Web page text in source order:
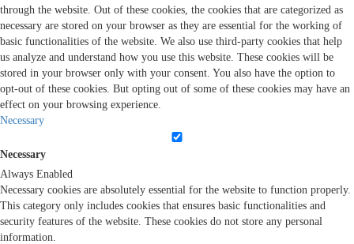
through the website. Out of these cookies, the cookies that are categorized as
necessary are stored on your browser as they are essential for the working of
basic functionalities of the website. We also use third-party cookies that help
us analyze and understand how you use this website. These cookies will be
stored in your browser only with your consent. You also have the option to
opt-out of these cookies. But opting out of some of these cookies may have an
effect on your browsing experience.
Necessary
Necessary
Always Enabled
Necessary cookies are absolutely essential for the website to function properly.
This category only includes cookies that ensures basic functionalities and
security features of the website. These cookies do not store any personal
information.